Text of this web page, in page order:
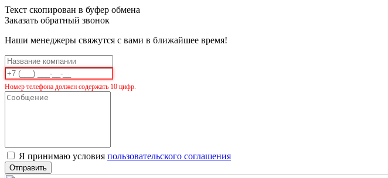
Текст скопирован в буфер обмена
Заказать обратный звонок
Наши менеджеры свяжутся с вами в ближайшее время!
Номер телефона должен содержать 10 цифр.
Я принимаю условия пользовательского соглашения
Отправить